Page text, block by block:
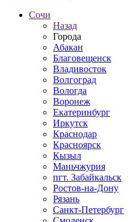
Сочи
Назад
Города
Абакан
Благовещенск
Владивосток
Волгоград
Вологда
Воронеж
Екатеринбург
Иркутск
Краснодар
Красноярск
Кызыл
Маньчжурия
пгт. Забайкальск
Ростов-на-Дону
Рязань
Санкт-Петербург